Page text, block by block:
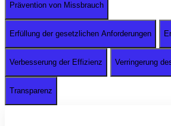
Prävention von Missbrauch
Erfüllung der gesetzlichen Anforderungen
Verbesserung der Effizienz Verringerung
Transparenz